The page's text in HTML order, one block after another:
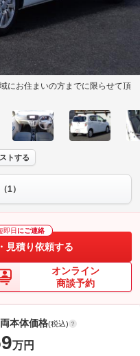
にお住まいの方までに限らせて頂
トする
1）
即日 にご連絡
見積り依頼する
オンライン
商談予約
本体価格(税込)
万円